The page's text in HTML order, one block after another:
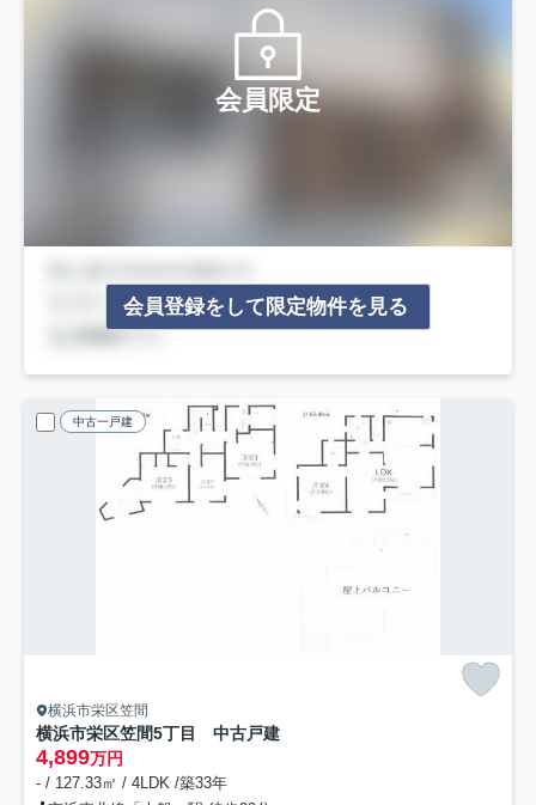
会員限定
会員登録をして限定物件を見る
中古一戸建
横浜市栄区笠間
横浜市栄区笠間5丁目 中古戸建
4,899万円
- / 127.33㎡ / 4LDK /築33年